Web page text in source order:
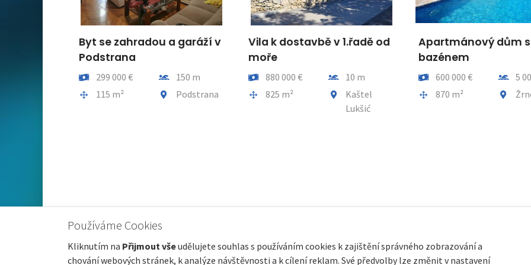
Byt se zahradou a garáží v
Podstrana
Cena299 000 € Vzdálenost od moře
150 m
Plocha celkem
115 m² Obec, část obce
Podstrana
Vila k dostavbě v 1.řadě od
moře
Cena880 000 € Vzdálenost od moře
10 m
Plocha celkem
825 m² Obec, část obce
Kaštel
Lukšić
Apartmánový dům s
bazénem
Cena600 000 €
5 000
Plocha celkem
870 m² Obec,
Používáme Cookies
Kliknutím na Přijmout všeudělujete souhlas s používáním cookies k zajištění správného zobrazování a
chování webových stránek, k analýze návštěvnosti a k cílení reklam. Své předvolby lze změnit v nastavení